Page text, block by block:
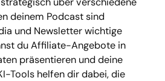
deinem Podcast sind
und Newsletter wichtige
du Affiliate-Angebote in
präsentieren und deine
Tools helfen dir dabei, die